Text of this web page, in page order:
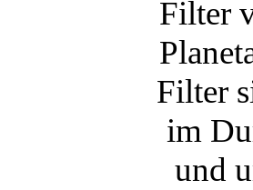
Filter
Filter
im
und